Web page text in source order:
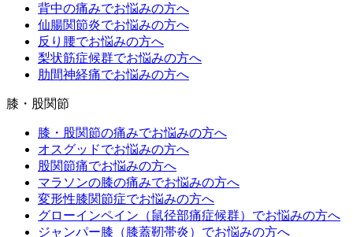
背中の痛みでお悩みの方へ
仙腸関節炎でお悩みの方へ
反り腰でお悩みの方へ
梨状筋症候群でお悩みの方へ
肋間神経痛でお悩みの方へ
膝・股関節
膝・股関節の痛みでお悩みの方へ
オスグッドでお悩みの方へ
股関節痛でお悩みの方へ
マラソンの膝の痛みでお悩みの方へ
変形性膝関節症でお悩みの方へ
グローインペイン（鼠径部痛症候群）でお悩みの方へ
ジャンパー膝（膝蓋靭帯炎）でお悩みの方へ